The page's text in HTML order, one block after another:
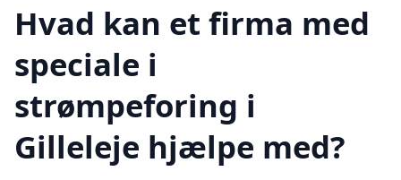
Hvad kan et firma med
speciale i
strømpeforing i
Gilleleje hjælpe med?